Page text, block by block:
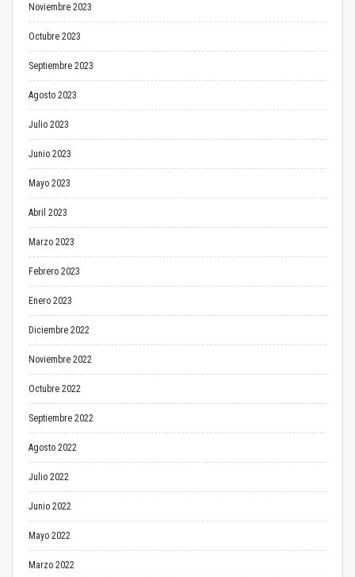
Noviembre 2023
Octubre 2023
Septiembre 2023
Agosto 2023
Julio 2023
Junio 2023
Mayo 2023
Abril 2023
Marzo 2023
Febrero 2023
Enero 2023
Diciembre 2022
Noviembre 2022
Octubre 2022
Septiembre 2022
Agosto 2022
Julio 2022
Junio 2022
Mayo 2022
Marzo 2022